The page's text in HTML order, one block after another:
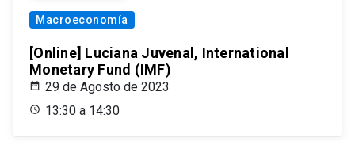
Macroeconomía
[Online] Luciana Juvenal, International
Monetary Fund (IMF)
29 de Agosto de 2023
13:30 a 14:30